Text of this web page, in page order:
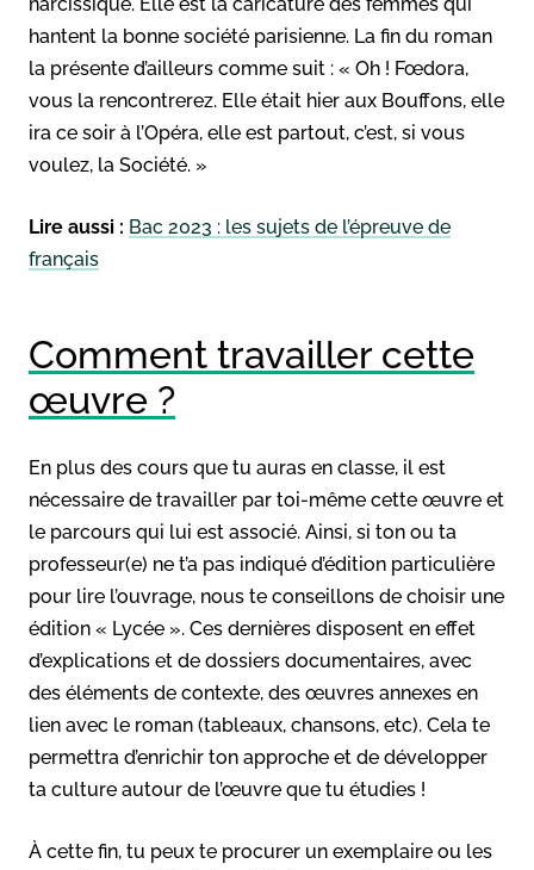
hantent la bonne société parisienne. La fin du roman
la présente d’ailleurs comme suit : « Oh ! Fœdora,
vous la rencontrerez. Elle était hier aux Bouffons, elle
ira ce soir à l’Opéra, elle est partout, c’est, si vous
voulez, la Société. »
Lire aussi : Bac 2023 : les sujets de l’épreuve de
français
Comment travailler cette
œuvre ?
En plus des cours que tu auras en classe, il est
nécessaire de travailler par toi-même cette œuvre et
le parcours qui lui est associé. Ainsi, si ton ou ta
professeur(e) ne t’a pas indiqué d’édition particulière
pour lire l’ouvrage, nous te conseillons de choisir une
édition « Lycée ». Ces dernières disposent en effet
d’explications et de dossiers documentaires, avec
des éléments de contexte, des œuvres annexes en
lien avec le roman (tableaux, chansons, etc). Cela te
permettra d’enrichir ton approche et de développer
ta culture autour de l’œuvre que tu étudies !
À cette fin, tu peux te procurer un exemplaire ou les